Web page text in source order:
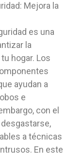
Mejora la
es una
la
hogar. Los
ayudan a
e
con el
a técnicas
En este